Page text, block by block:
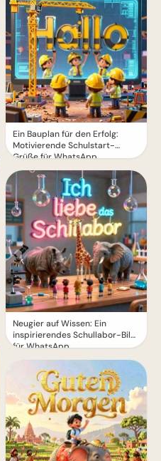
Ein Bauplan für den Erfolg:
Motivierende Schulstart-
Grüße für WhatsApp
Neugier auf Wissen: Ein
inspirierendes Schullabor-Bild
für WhatsApp